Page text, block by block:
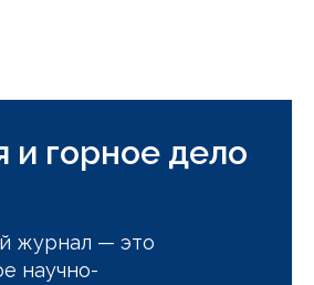
и горное дело
журнал — это
научно-